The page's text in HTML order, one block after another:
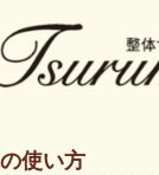
使い方